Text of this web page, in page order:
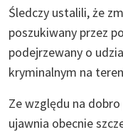
Śledczy ustalili, że
poszukiwany przez
podejrzewany o
kryminalnym na
Ze względu na
ujawnia obecnie